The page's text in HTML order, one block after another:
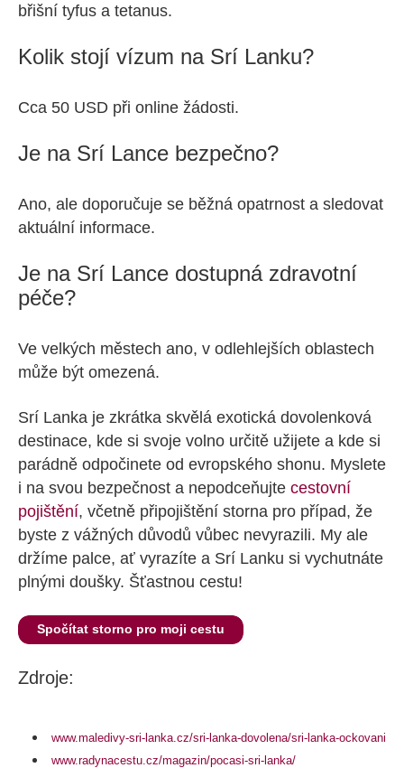
břišní tyfus a tetanus.
Kolik stojí vízum na Srí Lanku?
Cca 50 USD při online žádosti.
Je na Srí Lance bezpečno?
Ano, ale doporučuje se běžná opatrnost a sledovat
aktuální informace.
Je na Srí Lance dostupná zdravotní
péče?
Ve velkých městech ano, v odlehlejších oblastech
může být omezená.
Srí Lanka je zkrátka skvělá exotická dovolenková
destinace, kde si svoje volno určitě užijete a kde si
parádně odpočinete od evropského shonu. Myslete
i na svou bezpečnost a nepodceňujte cestovní
pojištění, včetně připojištění storna pro případ, že
byste z vážných důvodů vůbec nevyrazili. My ale
držíme palce, ať vyrazíte a Srí Lanku si vychutnáte
plnými doušky. Šťastnou cestu!
Spočítat storno pro moji cestu
Zdroje:
www.maledivy-sri-lanka.cz/sri-lanka-dovolena/sri-lanka-ockovani
www.radynacestu.cz/magazin/pocasi-sri-lanka/